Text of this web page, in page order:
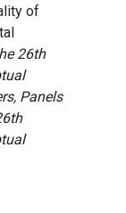
of
26th
Panels